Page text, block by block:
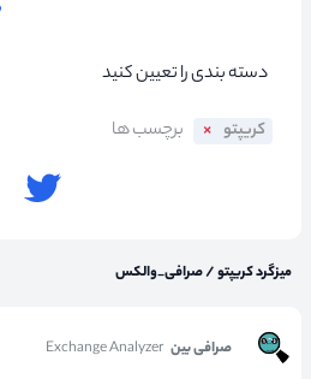
کریپتو
میزگرد کریپتو/صرافی_والکس
صرافی بین Exchange Analyzer